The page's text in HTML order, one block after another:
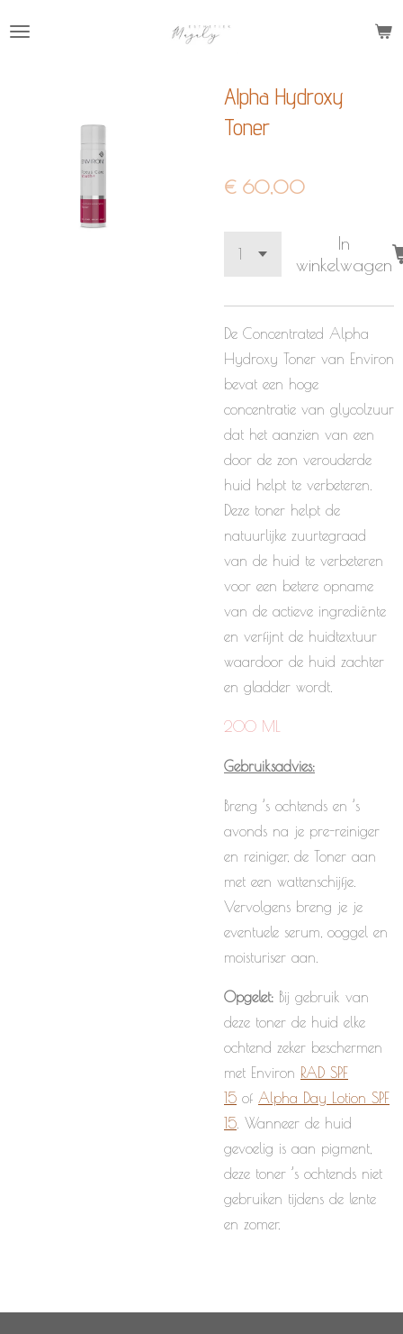
hoofdinhoud
Alpha Hydroxy
Toner
€ 60,00
In
winkelwagen
De Concentrated Alpha
Hydroxy Toner van Environ
bevat een hoge
concentratie van glycolzuur
dat het aanzien van een
door de zon verouderde
huid helpt te verbeteren.
Deze toner helpt de
natuurlijke zuurtegraad
van de huid te verbeteren
voor een betere opname
van de actieve ingrediënte
en verfijnt de huidtextuur
waardoor de huid zachter
en gladder wordt.
200 ML
Gebruiksadvies:
Breng ’s ochtends en ’s
avonds na je pre-reiniger
en reiniger, de Toner aan
met een wattenschijfje.
Vervolgens breng je je
eventuele serum, ooggel en
moisturiser aan.
Opgelet: Bij gebruik van
deze toner de huid elke
ochtend zeker beschermen
met Environ RAD SPF
15 of Alpha Day Lotion SPF
15 . Wanneer de huid
gevoelig is aan pigment,
deze toner ’s ochtends niet
gebruiken tijdens de lente
en zomer.